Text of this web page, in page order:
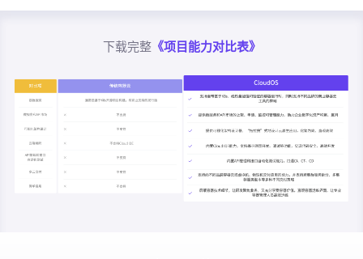
下载完整《项目能力对比表》